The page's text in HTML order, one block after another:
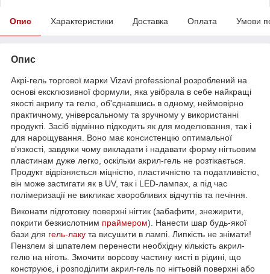
Опис Характеристики Доставка Оплата Умови
Опис
Акрі-гель торгової марки Vizavi professional розроблений на
основі ексклюзивної формули, яка увібрала в себе найкращі
якості акрилу та гелю, об'єднавшись в одному, неймовірно
практичному, універсальному та зручному у використанні
продукті. Засіб відмінно підходить як для моделювання, так і
для нарощування. Воно має консистенцію оптимальної
в'язкості, завдяки чому викладати і надавати форму нігтьовим
пластинам дуже легко, оскільки акрил-гель не розтікається.
Продукт відрізняється міцністю, пластичністю та податливістю,
він може застигати як в UV, так і LED-лампах, а під час
полімеризації не викликає хворобливих відчуттів та печіння.
Виконати підготовку поверхні нігтик (забафити, знежирити,
покрити безкислотним праймером). Нанести шар будь-якої
бази для гель-лаку та висушити в лампі. Липкість не знімати!
Пензлем зі шпателем перенести необхідну кількість акрил-
гелю на ніготь. Змочити ворсову частину кисті в рідині, що
конструює, і розподілити акрил-гель по нігтьовій поверхні або